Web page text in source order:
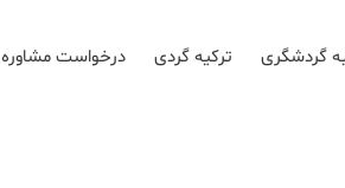
گردشگری ترکیه گردی درخواست مشاوره